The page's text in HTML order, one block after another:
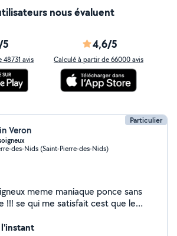
nous évaluent
avis
4,6/5
Calculé à partir de 66000 avis
Particulier
Veron
des-Nids (Saint-Pierre-des-Nids)
meme maniaque ponce sans
!!! se qui me satisfait cest que le